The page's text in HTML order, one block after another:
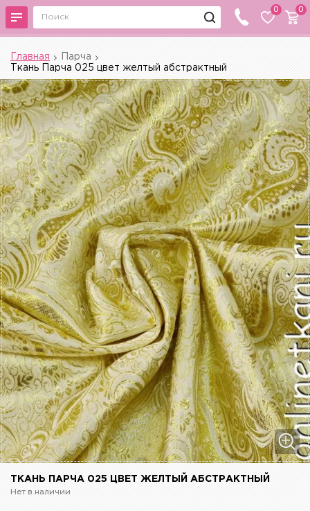
0 0
Главная
Парча
Ткань Парча 025 цвет желтый абстрактный
ТКАНЬ ПАРЧА 025 ЦВЕТ ЖЕЛТЫЙ АБСТРАКТНЫЙ
Нет в наличии